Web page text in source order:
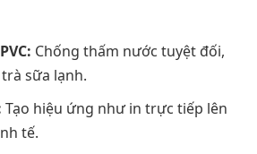
Chống thấm nước tuyệt đối,
sữa lạnh.
Tạo hiệu ứng như in trực tiếp lên
tế.